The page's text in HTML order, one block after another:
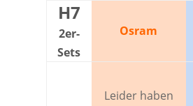
H7
2er-
Sets
Osram
Leider haben